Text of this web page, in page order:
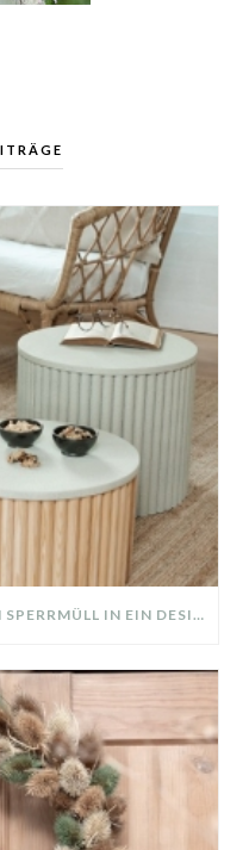
DIY UPCYLING IDEE: WIE MAN SPERRMÜLL IN EIN DESIGNER TEIL VERWANDELT